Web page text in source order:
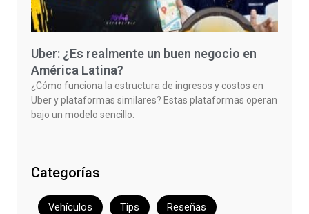
Uber: ¿Es realmente un buen negocio en
América Latina?
¿Cómo funciona la estructura de ingresos y costos en
Uber y plataformas similares? Estas plataformas operan
bajo un modelo sencillo:
Categorías
Vehículos Tips Reseñas